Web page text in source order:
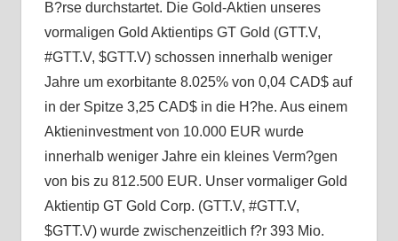
B?rse durchstartet. Die Gold-Aktien unseres
vormaligen Gold Aktientips GT Gold (GTT.V,
#GTT.V, $GTT.V) schossen innerhalb weniger
Jahre um exorbitante 8.025% von 0,04 CAD$ auf
in der Spitze 3,25 CAD$ in die H?he. Aus einem
Aktieninvestment von 10.000 EUR wurde
innerhalb weniger Jahre ein kleines Verm?gen
von bis zu 812.500 EUR. Unser vormaliger Gold
Aktientip GT Gold Corp. (GTT.V, #GTT.V,
$GTT.V) wurde zwischenzeitlich f?r 393 Mio.